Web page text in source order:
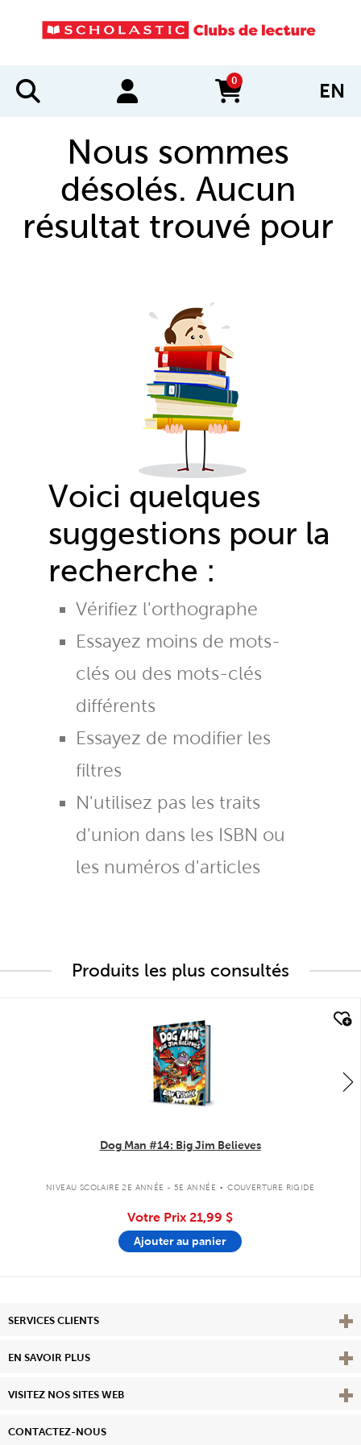
0
items in cart EN
Nous sommes
désolés. Aucun
résultat trouvé pour
Voici quelques
suggestions pour la
recherche :
Vérifiez l'orthographe
Essayez moins de mots-
clés ou des mots-clés
différents
Essayez de modifier les
filtres
N'utilisez pas les traits
d'union dans les ISBN ou
les numéros d'articles
Produits les plus consultés
Dog Man #14: Big Jim Believes
NIVEAU SCOLAIRE 2E ANNÉE - 5E ANNÉE . COUVERTURE RIGIDE
Votre Prix 21,99 $
Ajouter au panier
SERVICES CLIENTS
EN SAVOIR PLUS View
VISITEZ NOS SITES WEB
CONTACTEZ-NOUS